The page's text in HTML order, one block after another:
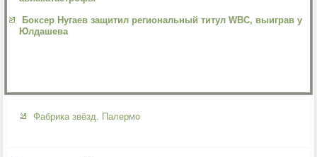
Боксер Нугаев защитил региональный титул WBC, выиграв у
Юлдашева
Фабрика звёзд. Палермо